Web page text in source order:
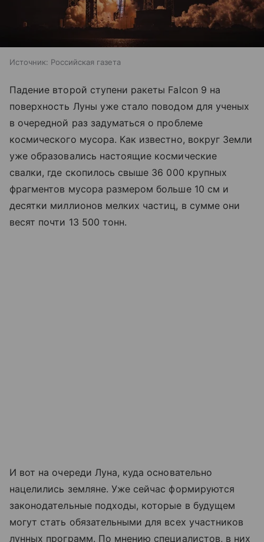
Источник: Российская газета
Падение второй ступени ракеты Falcon 9 на
поверхность Луны уже стало поводом для ученых
в очередной раз задуматься о проблеме
космического мусора. Как известно, вокруг Земли
уже образовались настоящие космические
свалки, где скопилось свыше 36 000 крупных
фрагментов мусора размером больше 10 см и
десятки миллионов мелких частиц, в сумме они
весят почти 13 500 тонн.
И вот на очереди Луна, куда основательно
нацелились земляне. Уже сейчас формируются
законодательные подходы, которые в будущем
могут стать обязательными для всех участников
лунных программ. По мнению специалистов, в них